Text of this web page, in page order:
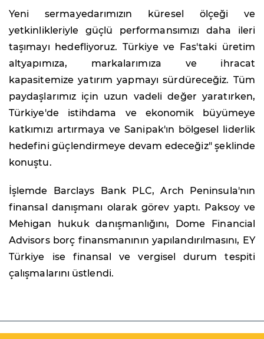
Yeni sermayedarımızın küresel ölçeği ve
yetkinlikleriyle güçlü performansımızı daha ileri
taşımayı hedefliyoruz. Türkiye ve Fas'taki üretim
altyapımıza, markalarımıza ve ihracat
kapasitemize yatırım yapmayı sürdüreceğiz. Tüm
paydaşlarımız için uzun vadeli değer yaratırken,
Türkiye'de istihdama ve ekonomik büyümeye
katkımızı artırmaya ve Sanipak'ın bölgesel liderlik
hedefini güçlendirmeye devam edeceğiz" şeklinde
konuştu.
İşlemde Barclays Bank PLC, Arch Peninsula'nın
finansal danışmanı olarak görev yaptı. Paksoy ve
Mehigan hukuk danışmanlığını, Dome Financial
Advisors borç finansmanının yapılandırılmasını, EY
Türkiye ise finansal ve vergisel durum tespiti
çalışmalarını üstlendi.